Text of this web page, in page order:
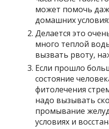
может помочь
домашних
Делается это
много теплой
вызвать рвоту,
Если прошло
состояние
фитолечения
надо вызывать
промывание
условиях и